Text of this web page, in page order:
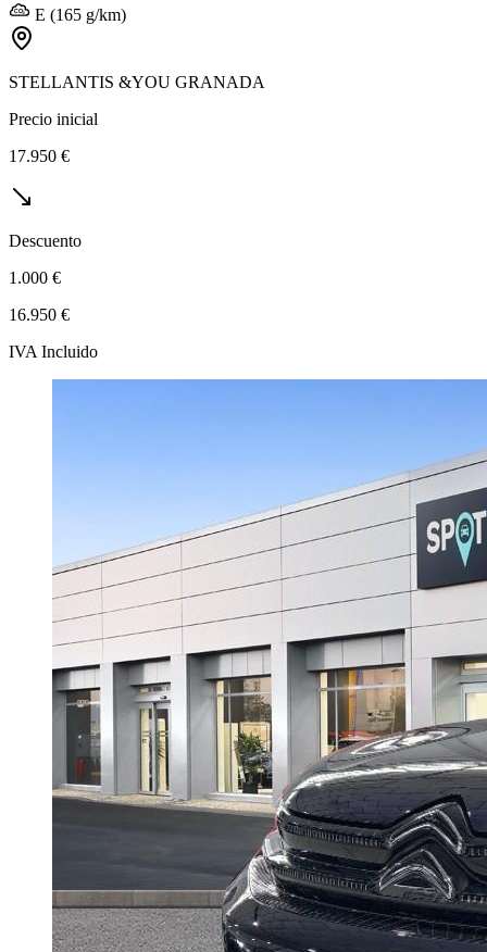
E (165 g/km)
STELLANTIS &YOU GRANADA
Precio inicial
17.950 €
Descuento
1.000 €
16.950 €
IVA Incluido